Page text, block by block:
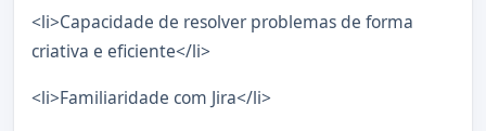
<li>Capacidade de resolver problemas de forma
criativa e eficiente</li>
<li>Familiaridade com Jira</li>